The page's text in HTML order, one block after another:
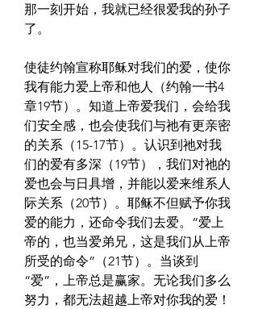
那一刻开始，我就已经很爱我的孙子
了。
使徒约翰宣称耶稣对我们的爱，使你
我有能力爱上帝和他人（约翰一书4
章19节）。知道上帝爱我们，会给我
们安全感，也会使我们与祂有更亲密
的关系（15-17节）。认识到祂对我
们的爱有多深（19节），我们对祂的
爱也会与日具增，并能以爱来维系人
际关系（20节）。耶稣不但赋予你我
爱的能力，还命令我们去爱。“爱上
帝的，也当爱弟兄，这是我们从上帝
所受的命令”（21节）。当谈到
“爱”，上帝总是赢家。无论我们多么
努力，都无法超越上帝对你我的爱！